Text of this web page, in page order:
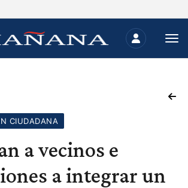
CIUDADANA
a vecinos e
a integrar un